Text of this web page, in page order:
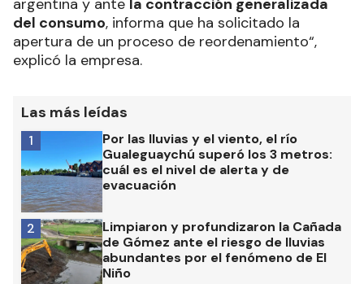
argentina y ante la contracción generalizada
del consumo, informa que ha solicitado la
apertura de un proceso de reordenamiento“,
explicó la empresa.
Las más leídas
Por las lluvias y el viento, el río
Gualeguaychú superó los 3 metros:
cuál es el nivel de alerta y de
evacuación
1
Limpiaron y profundizaron la Cañada
de Gómez ante el riesgo de lluvias
abundantes por el fenómeno de El
Niño
2